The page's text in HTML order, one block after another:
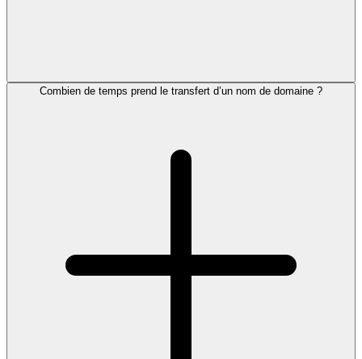
Combien de temps prend le transfert d’un nom de domaine ?